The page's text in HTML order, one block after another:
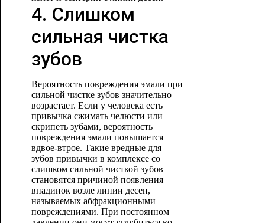
4. Слишком
сильная чистка
зубов
Вероятность повреждения эмали при
сильной чистке зубов значительно
возрастает. Если у человека есть
привычка сжимать челюсти или
скрипеть зубами, вероятность
повреждения эмали повышается
вдвое-втрое. Такие вредные для
зубов привычки в комплексе со
слишком сильной чисткой зубов
становятся причиной появления
впадинок возле линии десен,
называемых абфракционными
повреждениями. При постоянном